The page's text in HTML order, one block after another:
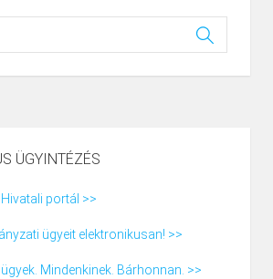
ÜGYINTÉZÉS
portál >>
ügyeit elektronikusan! >>
Mindenkinek. Bárhonnan. >>